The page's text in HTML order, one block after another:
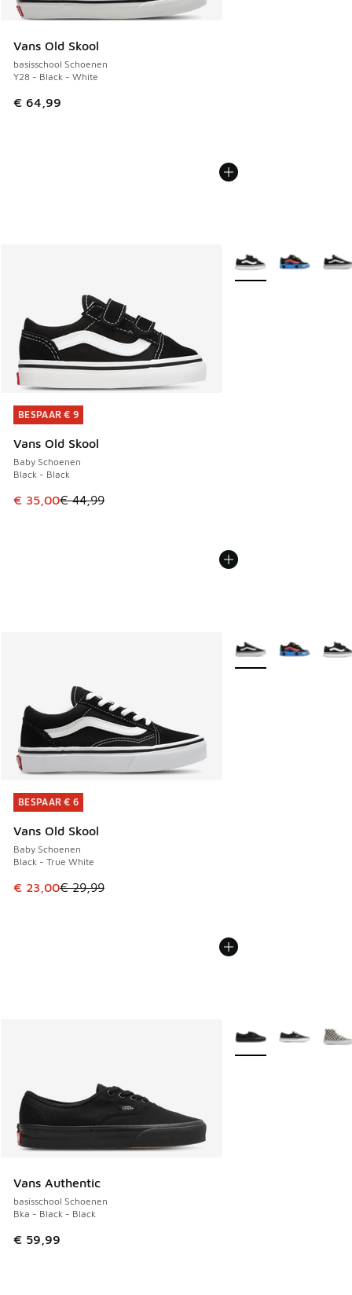
Vans Old Skool
basisschool Schoenen
Y28 - Black - White
€ 64,99
BESPAAR € 9
Vans Old Skool
Baby Schoenen
Black - Black
Dit artikel is in de uitverkoop. Dit artikel is in de
€ 35,00€ 44,99
BESPAAR € 9
Meer kleuren
BESPAAR € 6
Vans Old Skool
Baby Schoenen
Black - True White
Dit artikel is in de uitverkoop. Dit artikel is in de
€ 23,00€ 29,99
BESPAAR € 6
Meer kleuren
Vans Authentic
basisschool Schoenen
Bka - Black - Black
€ 59,99
Meer kleuren